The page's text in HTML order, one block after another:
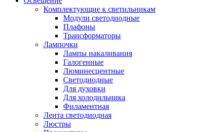
Комплектующие к светильникам
Модули светодиодные
Плафоны
Трансформаторы
Лампочки
Лампы накаливания
Галогенные
Люминесцентные
Светодиодные
Для духовки
Для холодильника
Филаментная
Лента светодиодная
Люстры